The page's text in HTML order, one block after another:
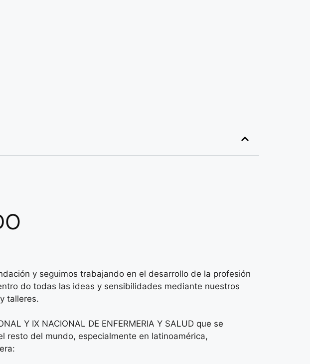
y seguimos trabajando en el desarrollo de la profesión
do todas las ideas y sensibilidades mediante nuestros
talleres.
Y IX NACIONAL DE ENFERMERIA Y SALUD que se
resto del mundo, especialmente en latinoamérica,